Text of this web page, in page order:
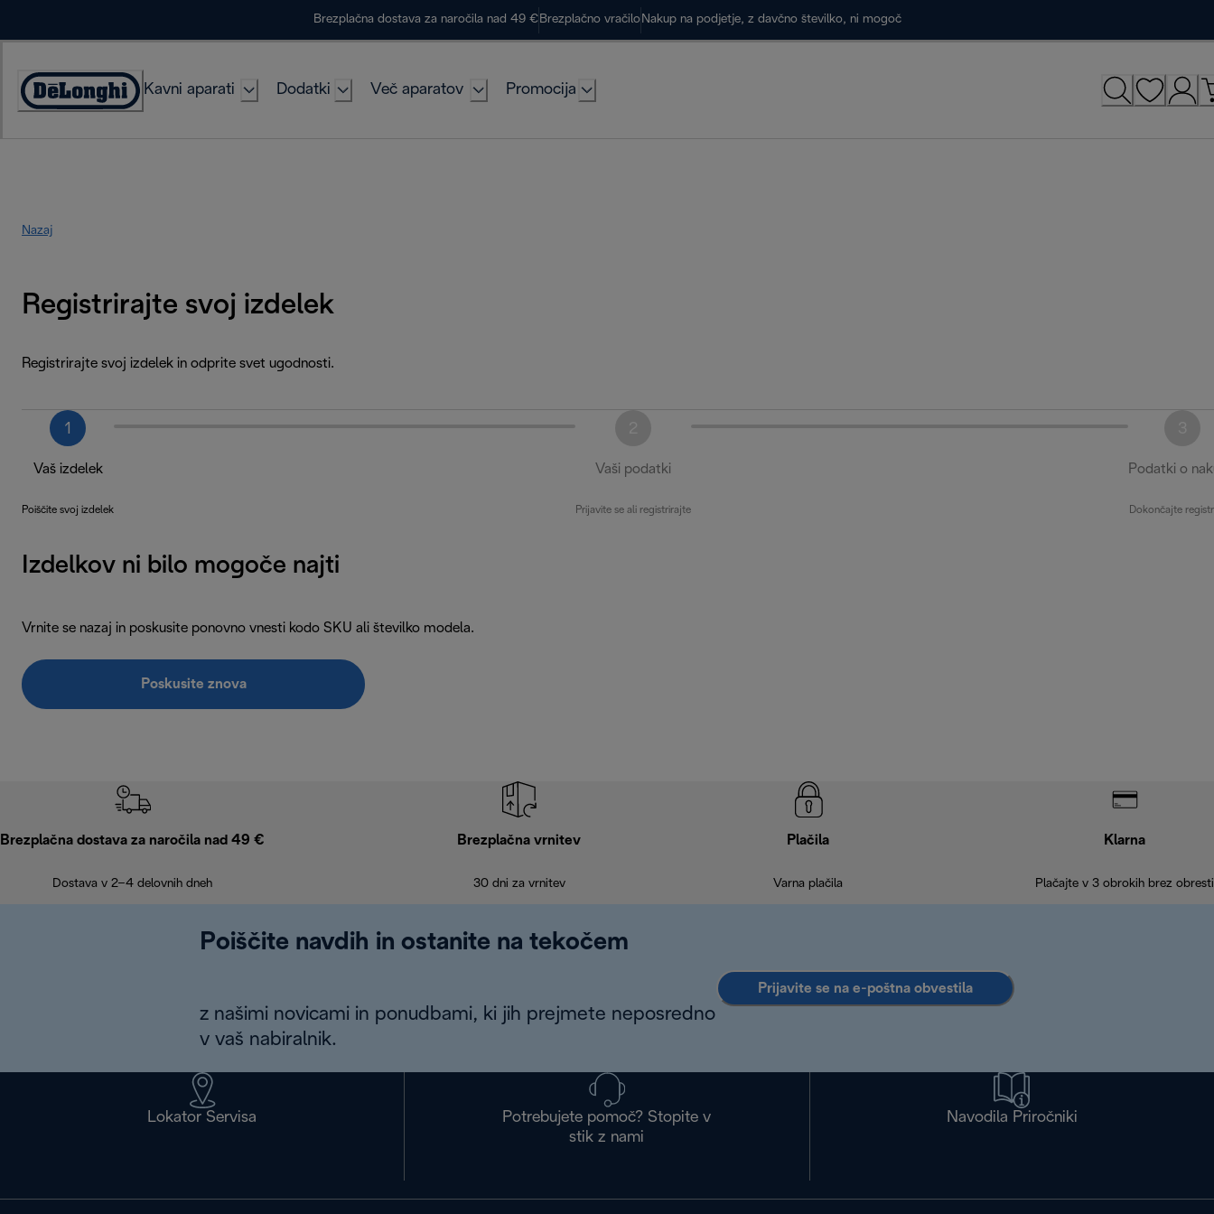
Brezplačna dostava za naročila nad 49 € Brezplačno vračilo Nakup na podjetje, z davčno številko, ni mogoč
Accessibility
Kavni aparati Dodatki Več aparatov Promocija
Nazaj
Registrirajte svoj izdelek
Registrirajte svoj izdelek in odprite svet ugodnosti.
1
Vaš izdelek
Poiščite svoj izdelek
Vaši podatki
Prijavite se ali registrirajte
Podatki o
Dokončajte
Izdelkov ni bilo mogoče najti
Vrnite se nazaj in poskusite ponovno vnesti kodo SKU ali številko modela.
Poskusite znova
Brezplačna dostava za naročila nad 49 €
Dostava v 2–4 delovnih dneh
Brezplačna vrnitev
30 dni za vrnitev
Plačila
Varna plačila
Klarna
Plačajte v 3 obrokih brez obresti
Poiščite navdih in ostanite na tekočem
z našimi novicami in ponudbami, ki jih prejmete neposredno
v vaš nabiralnik.
Prijavite se na e-poštna obvestila
Lokator Servisa
Potrebujete pomoč? Stopite v
stik z nami
Navodila Priročniki